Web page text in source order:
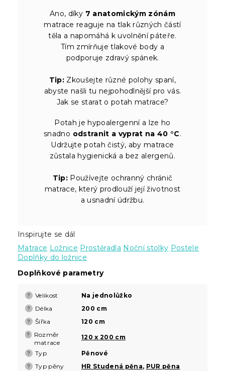
Ano, díky 7 anatomickým zónám
matrace reaguje na tlak různých částí
těla a napomáhá k uvolnění páteře.
Tím zmírňuje tlakové body a
podporuje zdravý spánek.
Tip: Zkoušejte různé polohy spaní,
abyste našli tu nejpohodlnější pro vás.
Jak se starat o potah matrace?
Potah je hypoalergenní a lze ho
snadno odstranit a vyprat na 40 °C.
Udržujte potah čistý, aby matrace
zůstala hygienická a bez alergenů.
Tip: Používejte ochranný chránič
matrace, který prodlouží její životnost
a usnadní údržbu.
Inspirujte se dál
Matrace Ložnice Prostěradla Noční stolky Postele
Doplňky do ložnice
Doplňkové parametry
? Velikost Na jednolůžko
? Délka 200 cm
? Šířka 120 cm
?
Rozměr
matrace
120 x 200 cm
? Typ Pěnové
? Typ pěny HR Studená pěna, PUR pěna